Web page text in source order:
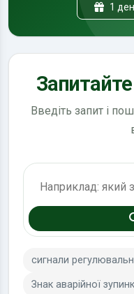
1
Введіть запит і
сигнали
Знак аварійної